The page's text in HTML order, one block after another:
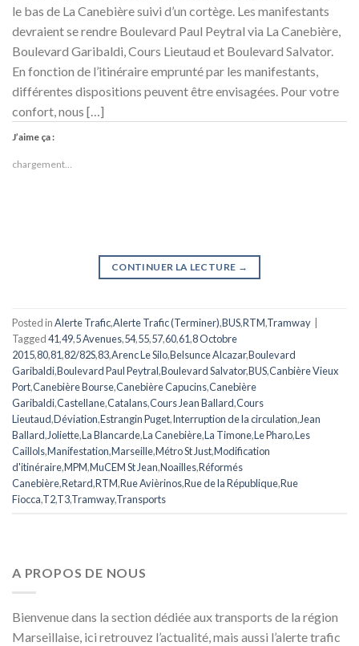
le bas de La Canebière suivi d’un cortège. Les manifestants
devraient se rendre Boulevard Paul Peytral via La Canebière,
Boulevard Garibaldi, Cours Lieutaud et Boulevard Salvator.
En fonction de l’itinéraire emprunté par les manifestants,
différentes dispositions peuvent être envisagées. Pour votre
confort, nous […]
J’aime ça :
chargement…
CONTINUER LA LECTURE →
Posted inAlerte Trafic,Alerte Trafic (Terminer),BUS,RTM,Tramway |
Tagged41,49,5 Avenues,54,55,57,60,61,8 Octobre
2015,80,81,82/82S,83,Arenc Le Silo,Belsunce Alcazar,Boulevard
Garibaldi,Boulevard Paul Peytral,Boulevard Salvator,BUS,Canbière Vieux
Port,Canebière Bourse,Canebière Capucins,Canebière
Garibaldi,Castellane,Catalans,Cours Jean Ballard,Cours
Lieutaud,Déviation,Estrangin Puget,Interruption de la circulation,Jean
Ballard,Joliette,La Blancarde,La Canebière,La Timone,Le Pharo,Les
Caillols,Manifestation,Marseille,Métro St Just,Modification
d'itinéraire,MPM,MuCEM St Jean,Noailles,Réformés
Canebière,Retard,RTM,Rue Avièrinos,Rue de la République,Rue
Fiocca,T2,T3,Tramway,Transports
A PROPOS DE NOUS
Bienvenue dans la section dédiée aux transports de la région
Marseillaise, ici retrouvez l’actualité, mais aussi l’alerte trafic